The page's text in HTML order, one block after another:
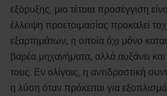
εξόρυξης, μια τέτοια προσέγγιση
έλλειψη προετοιμασίας προκαλεί
εξαρτημάτων, η οποία όχι μόνο
βαρέα μηχανήματα, αλλά αυξάνει και
τους. Εν ολίγοις, η αντιδραστική
η λύση όταν πρόκειται για